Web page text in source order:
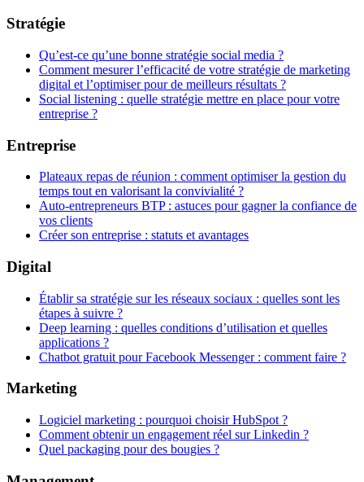
Stratégie
Qu’est-ce qu’une bonne stratégie social media ?
Comment mesurer l’efficacité de votre stratégie de marketing
digital et l’optimiser pour de meilleurs résultats ?
Social listening : quelle stratégie mettre en place pour votre
entreprise ?
Entreprise
Plateaux repas de réunion : comment optimiser la gestion du
temps tout en valorisant la convivialité ?
Auto-entrepreneurs BTP : astuces pour gagner la confiance de
vos clients
Créer son entreprise : statuts et avantages
Digital
Établir sa stratégie sur les réseaux sociaux : quelles sont les
étapes à suivre ?
Deep learning : quelles conditions d’utilisation et quelles
applications ?
Chatbot gratuit pour Facebook Messenger : comment faire ?
Marketing
Logiciel marketing : pourquoi choisir HubSpot ?
Comment obtenir un engagement réel sur Linkedin ?
Quel packaging pour des bougies ?